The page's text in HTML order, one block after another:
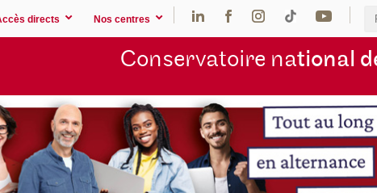
directs Nos centres
Conservatoire national